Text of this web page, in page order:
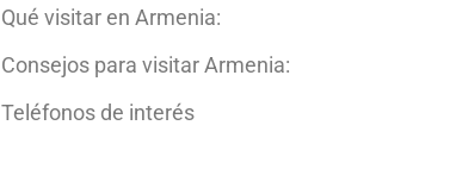
Qué visitar en Armenia:
Consejos para visitar Armenia:
Teléfonos de interés